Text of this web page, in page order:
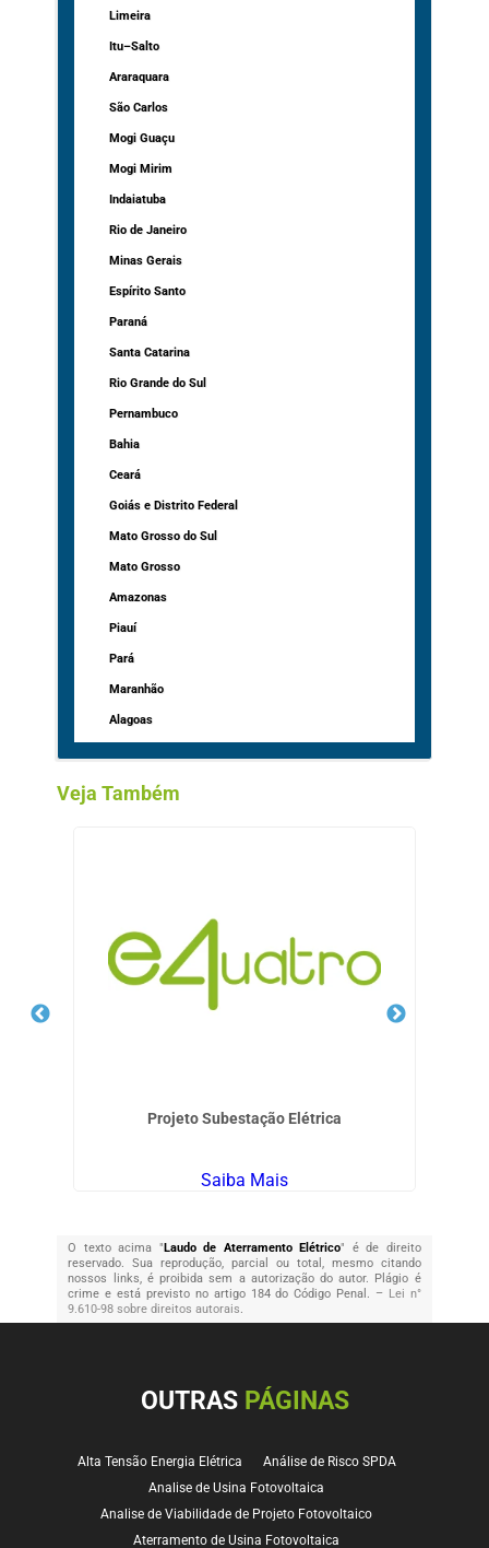
Limeira
Itu–Salto
Araraquara
São Carlos
Mogi Guaçu
Mogi Mirim
Indaiatuba
Rio de Janeiro
Minas Gerais
Espírito Santo
Paraná
Santa Catarina
Rio Grande do Sul
Pernambuco
Bahia
Ceará
Goiás e Distrito Federal
Mato Grosso do Sul
Mato Grosso
Amazonas
Piauí
Pará
Maranhão
Alagoas
Veja Também
Projeto Subestação Elétrica
Saiba Mais
O texto acima "Laudo de Aterramento Elétrico" é de direito
reservado. Sua reprodução, parcial ou total, mesmo citando
nossos links, é proibida sem a autorização do autor. Plágio é
crime e está previsto no artigo 184 do Código Penal. – Lei n°
9.610-98 sobre direitos autorais.
OUTRAS PÁGINAS
Alta Tensão Energia Elétrica
Análise de Risco SPDA
Analise de Usina Fotovoltaica
Analise de Viabilidade de Projeto Fotovoltaico
Aterramento de Usina Fotovoltaica